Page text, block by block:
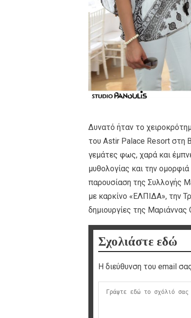
Δυνατό ήταν το
του Astir Palace Resort στη
γεμάτες φως, χαρά και
μυθολογίας και την
παρουσίαση της Συλλογής
με καρκίνο «ΕΛΠΙΔΑ», την
δημιουργίες της
Σχολιάστε εδώ
Η διεύθυνση του email